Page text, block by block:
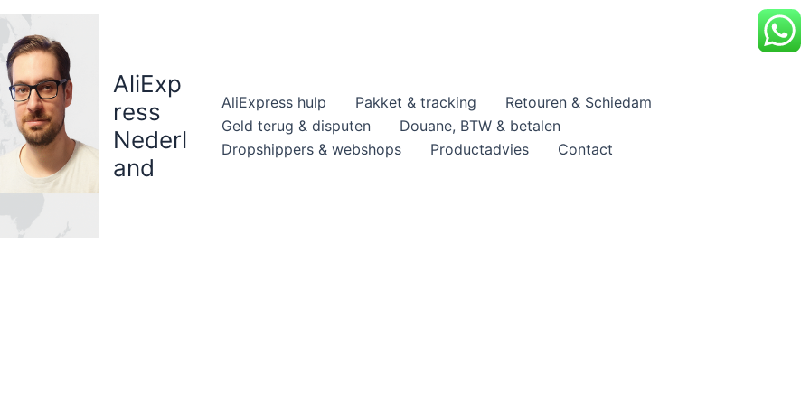
AliExp
ress
Nederl
and
AliExpress hulp Pakket & tracking
Retouren & Schiedam
Geld terug & disputen
Douane, BTW & betalen
Dropshippers & webshops
Productadvies Contact